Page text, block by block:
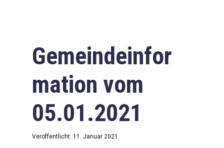
Gemeindeinfor
mation vom
05.01.2021
Veröffentlicht: 11. Januar 2021